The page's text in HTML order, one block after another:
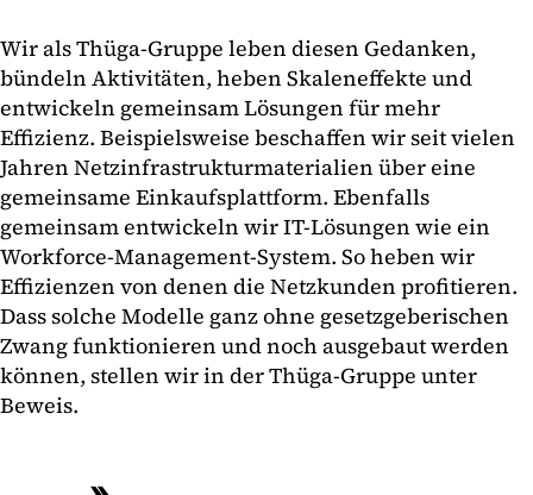
Wir als Thüga-Gruppe leben diesen Gedanken,
bündeln Aktivitäten, heben Skaleneffekte und
entwickeln gemeinsam Lösungen für mehr
Effizienz. Beispielsweise beschaffen wir seit vielen
Jahren Netzinfrastrukturmaterialien über eine
gemeinsame Einkaufsplattform. Ebenfalls
gemeinsam entwickeln wir IT-Lösungen wie ein
Workforce-Management-System. So heben wir
Effizienzen von denen die Netzkunden profitieren.
Dass solche Modelle ganz ohne gesetzgeberischen
Zwang funktionieren und noch ausgebaut werden
können, stellen wir in der Thüga-Gruppe unter
Beweis.